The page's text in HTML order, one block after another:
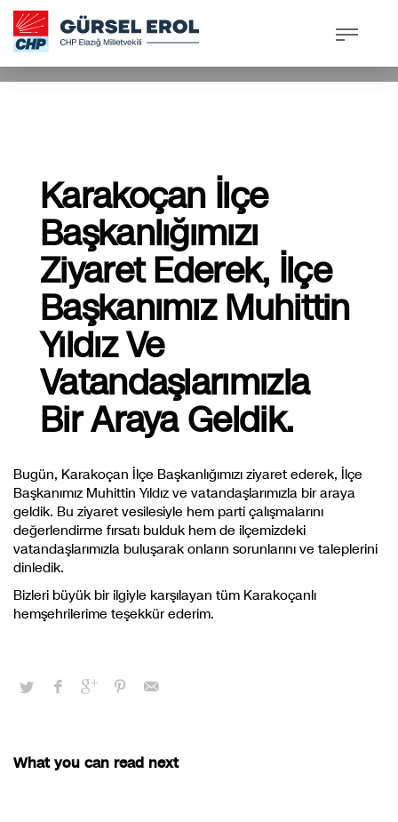
Karakoçan İlçe
Başkanlığımızı
Ziyaret Ederek, İlçe
Başkanımız Muhittin
Yıldız Ve
Vatandaşlarımızla
Bir Araya Geldik.
Bugün, Karakoçan İlçe Başkanlığımızı ziyaret ederek, İlçe
Başkanımız Muhittin Yıldız ve vatandaşlarımızla bir araya
geldik. Bu ziyaret vesilesiyle hem parti çalışmalarını
değerlendirme fırsatı bulduk hem de ilçemizdeki
vatandaşlarımızla buluşarak onların sorunlarını ve taleplerini
dinledik.
Bizleri büyük bir ilgiyle karşılayan tüm Karakoçanlı
hemşehrilerime teşekkür ederim.
What you can read next